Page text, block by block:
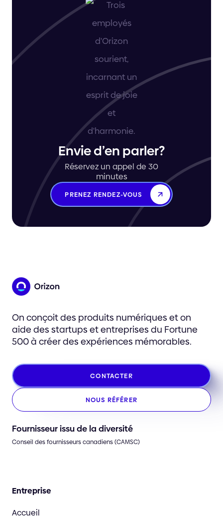
Envie d’en parler?
Réservez un appel de 30
minutes
PRENEZ RENDEZ-VOUS
On conçoit des produits numériques et on
aide des startups et entreprises du Fortune
500 à créer des expériences mémorables.
CONTACTER
NOUS RÉFÉRER
Fournisseur issu de la diversité
Conseil des fournisseurs canadiens (CAMSC)
Entreprise
Accueil